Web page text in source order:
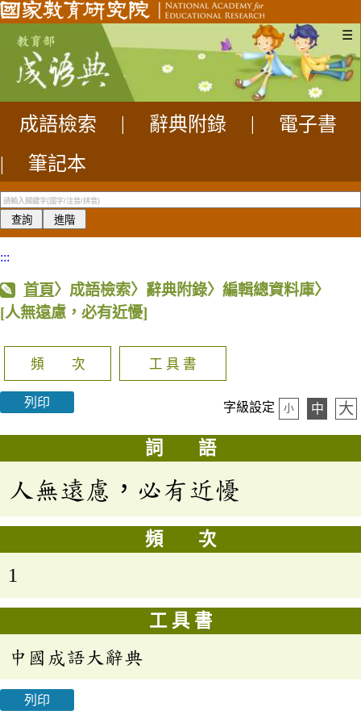
☰
成語檢索 辭典附錄
電子書
|
筆記本
:::
首頁〉成語檢索〉辭典附錄〉編輯總資料庫〉
[人無遠慮，必有近懮]
頻 次 工 具 書
列印 字級設定 小 中 大
詞 語
人無遠慮，必有近懮
頻 次
1
工 具 書
中國成語大辭典
列印